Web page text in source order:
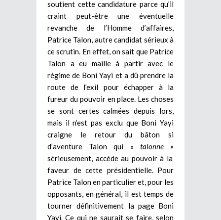
soutient cette candidature parce qu’il
craint peut-être une éventuelle
revanche de l’Homme d’affaires,
Patrice Talon, autre candidat sérieux à
ce scrutin. En effet, on sait que Patrice
Talon a eu maille à partir avec le
régime de Boni Yayi et a dû prendre la
route de l’exil pour échapper à la
fureur du pouvoir en place. Les choses
se sont certes calmées depuis lors,
mais il n’est pas exclu que Boni Yayi
craigne le retour du bâton si
d’aventure Talon qui « talonne »
sérieusement, accède au pouvoir à la
faveur de cette présidentielle. Pour
Patrice Talon en particulier et, pour les
opposants, en général, il est temps de
tourner définitivement la page Boni
Yayi. Ce qui ne saurait se faire, selon